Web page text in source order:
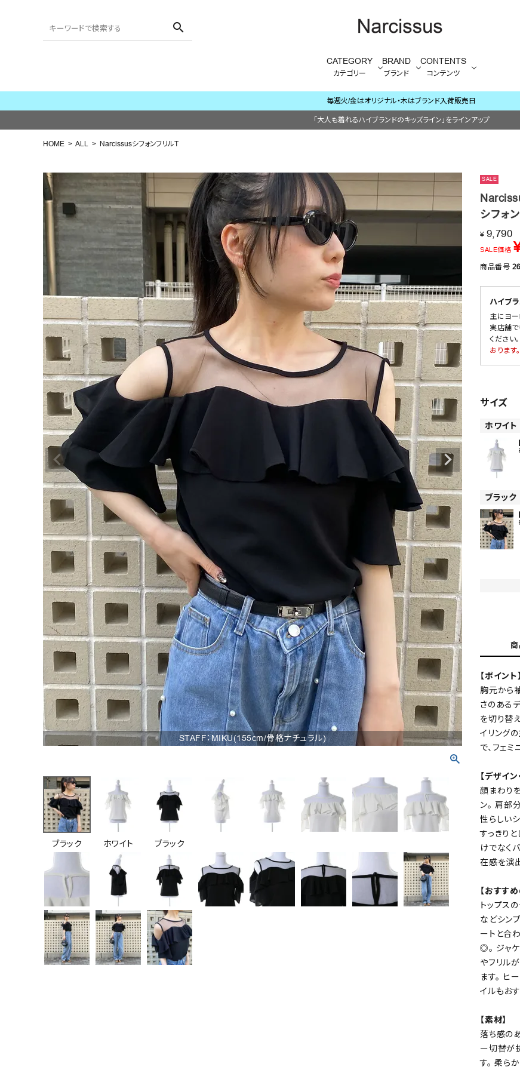
search
CATEGORY
カテゴリー
SALE
OUTLET
BRAND
ブランド
CONTENTS
コンテンツ
search
CATEGORY
OUTLET
RANKING
RE STOCK
COMING SOON
JOURNAL
INFORMATION
RECRUIT
はじめてご利用の方へ
お問い合わせ
毎週火/金はオリジナル・木はブランド入荷販売日
「大人も着れるハイブランドのキッズライン」をラインアップ
HOME ALL NarcissusシフォンフリルT
STAFF：MIKU(155cm/骨格ナチュラル)
ブラック ホワイト ブラック
SALE
シフォ
¥ 9,790
SALE価格
商品番号
ハイブ
主にヨー
実店舗で
ください。
おります。
サイズ
ホワイト
ブラック
商
【ポイント】
胸元から
さのある
を切り替
イリング
で、フェ
【デザイン
顔まわり
ン。 肩部
性らしい
すっきり
けでなく
在感を演
【おすす
トップス
などシン
ートと合
◎。 ジャ
やフリル
ます。 ヒ
イルもお
【素材】
落ち感の
ー切替が
す。 柔ら